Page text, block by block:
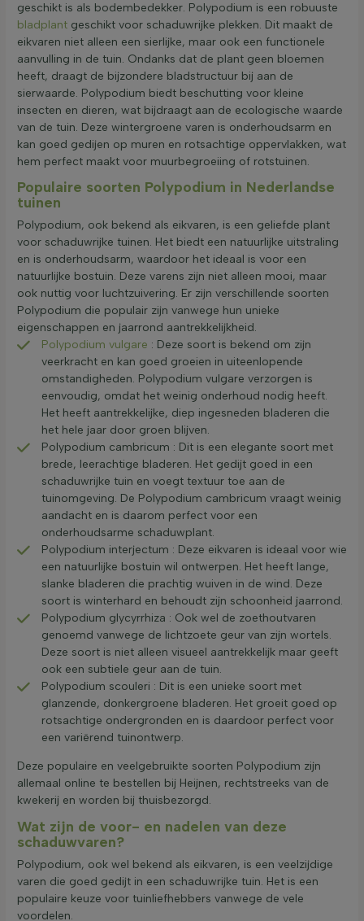
geschikt is als bodembedekker. Polypodium is een robuuste
bladplant geschikt voor schaduwrijke plekken. Dit maakt de
eikvaren niet alleen een sierlijke, maar ook een functionele
aanvulling in de tuin. Ondanks dat de plant geen bloemen
heeft, draagt de bijzondere bladstructuur bij aan de
sierwaarde. Polypodium biedt beschutting voor kleine
insecten en dieren, wat bijdraagt aan de ecologische waarde
van de tuin. Deze wintergroene varen is onderhoudsarm en
kan goed gedijen op muren en rotsachtige oppervlakken, wat
hem perfect maakt voor muurbegroeiing of rotstuinen.
Populaire soorten Polypodium in Nederlandse
tuinen
Polypodium, ook bekend als eikvaren, is een geliefde plant
voor schaduwrijke tuinen. Het biedt een natuurlijke uitstraling
en is onderhoudsarm, waardoor het ideaal is voor een
natuurlijke bostuin. Deze varens zijn niet alleen mooi, maar
ook nuttig voor luchtzuivering. Er zijn verschillende soorten
Polypodium die populair zijn vanwege hun unieke
eigenschappen en jaarrond aantrekkelijkheid.
Polypodium vulgare : Deze soort is bekend om zijn
veerkracht en kan goed groeien in uiteenlopende
omstandigheden. Polypodium vulgare verzorgen is
eenvoudig, omdat het weinig onderhoud nodig heeft.
Het heeft aantrekkelijke, diep ingesneden bladeren die
het hele jaar door groen blijven.
Polypodium cambricum : Dit is een elegante soort met
brede, leerachtige bladeren. Het gedijt goed in een
schaduwrijke tuin en voegt textuur toe aan de
tuinomgeving. De Polypodium cambricum vraagt weinig
aandacht en is daarom perfect voor een
onderhoudsarme schaduwplant.
Polypodium interjectum : Deze eikvaren is ideaal voor wie
een natuurlijke bostuin wil ontwerpen. Het heeft lange,
slanke bladeren die prachtig wuiven in de wind. Deze
soort is winterhard en behoudt zijn schoonheid jaarrond.
Polypodium glycyrrhiza : Ook wel de zoethoutvaren
genoemd vanwege de lichtzoete geur van zijn wortels.
Deze soort is niet alleen visueel aantrekkelijk maar geeft
ook een subtiele geur aan de tuin.
Polypodium scouleri : Dit is een unieke soort met
glanzende, donkergroene bladeren. Het groeit goed op
rotsachtige ondergronden en is daardoor perfect voor
een variërend tuinontwerp.
Deze populaire en veelgebruikte soorten Polypodium zijn
allemaal online te bestellen bij Heijnen, rechtstreeks van de
kwekerij en worden bij thuisbezorgd.
Wat zijn de voor- en nadelen van deze
schaduwvaren?
Polypodium, ook wel bekend als eikvaren, is een veelzijdige
varen die goed gedijt in een schaduwrijke tuin. Het is een
populaire keuze voor tuinliefhebbers vanwege de vele
voordelen.